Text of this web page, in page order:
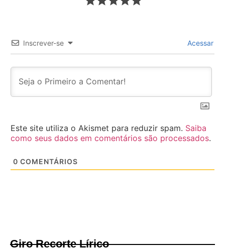
Inscrever-se Acessar
Este site utiliza o Akismet para reduzir spam. Saiba
como seus dados em comentários são processados.
0 COMENTÁRIOS
Giro Recorte Lírico